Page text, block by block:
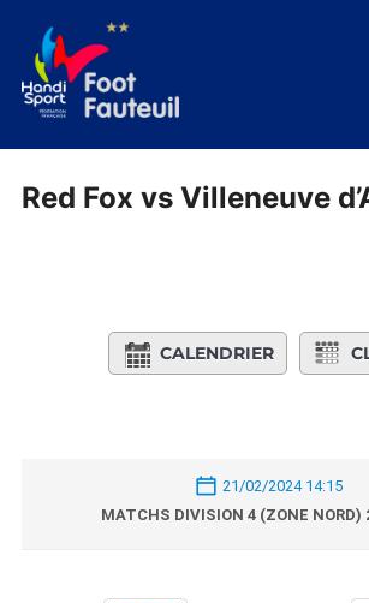
contenu
Red Fox vs Villeneuve
CALENDRIER
21/02/2024 14:15
MATCHS DIVISION 4 (ZONE NORD)